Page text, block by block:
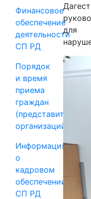
Финансовое
обеспечение
деятельности
СП РД
Порядок
и время
приема
граждан
(представителей
организаций)
Информация
о
кадровом
обеспечении
СП РД
для